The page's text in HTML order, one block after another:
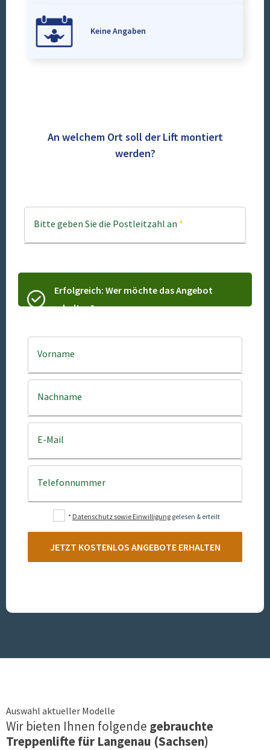
Keine Angaben
An welchem Ort soll der Lift montiert
werden?
Bitte geben Sie die Postleitzahl an *
Erfolgreich: Wer möchte das Angebot
erhalten?
Vorname
Nachname
E-Mail
Telefonnummer
* Datenschutz sowie Einwilligung gelesen & erteilt
JETZT KOSTENLOS ANGEBOTE ERHALTEN
Auswahl aktueller Modelle
Wir bieten Ihnen folgende gebrauchte
Treppenlifte für Langenau (Sachsen)